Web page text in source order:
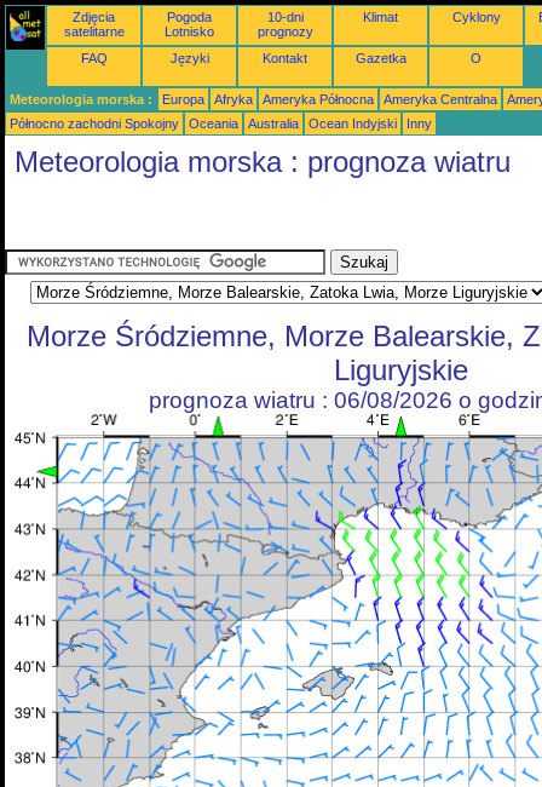
Zdjęcia
satelitarne
Pogoda
Lotnisko
10-dni
prognozy
Klimat Cyklony
FAQ Języki Kontakt Gazetka O
Meteorologia morska : Europa Afryka Ameryka Północna Ameryka Centralna
Północno zachodni Spokojny
Oceania Australia Ocean Indyjski Inny
Meteorologia morska : prognoza wiatru
Morze Śródziemne, Morze Balearskie,
Liguryjskie
prognoza wiatru : 06/08/2026 o